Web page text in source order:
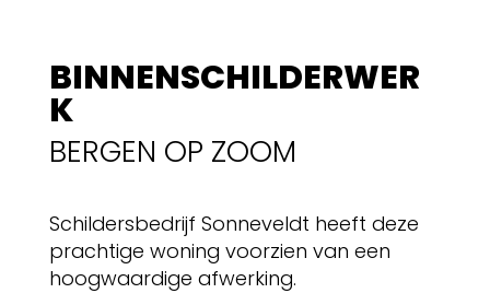
BINNENSCHILDERWER
K
BERGEN OP ZOOM
Schildersbedrijf Sonneveldt heeft deze
prachtige woning voorzien van een
hoogwaardige afwerking.